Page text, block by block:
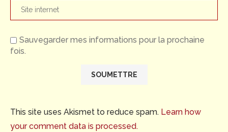
Sauvegarder mes informations pour la prochaine
fois.
This site uses Akismet to reduce spam. Learn how
your comment data is processed.